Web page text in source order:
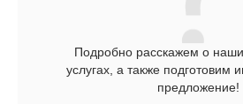
Подробно расскажем о
услугах, а также подготовим
предложение!